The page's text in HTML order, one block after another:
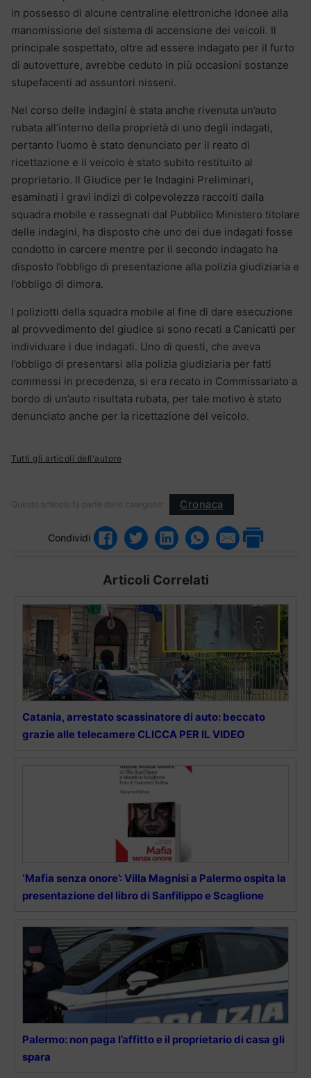
in possesso di alcune centraline elettroniche idonee alla
manomissione del sistema di accensione dei veicoli. Il
principale sospettato, oltre ad essere indagato per il furto
di autovetture, avrebbe ceduto in più occasioni sostanze
stupefacenti ad assuntori nisseni.
Nel corso delle indagini è stata anche rivenuta un’auto
rubata all’interno della proprietà di uno degli indagati,
pertanto l’uomo è stato denunciato per il reato di
ricettazione e il veicolo è stato subito restituito al
proprietario. Il Giudice per le Indagini Preliminari,
esaminati i gravi indizi di colpevolezza raccolti dalla
squadra mobile e rassegnati dal Pubblico Ministero titolare
delle indagini, ha disposto che uno dei due indagati fosse
condotto in carcere mentre per il secondo indagato ha
disposto l’obbligo di presentazione alla polizia giudiziaria e
l’obbligo di dimora.
I poliziotti della squadra mobile al fine di dare esecuzione
al provvedimento del giudice si sono recati a Canicattì per
individuare i due indagati. Uno di questi, che aveva
l’obbligo di presentarsi alla polizia giudiziaria per fatti
commessi in precedenza, si era recato in Commissariato a
bordo di un’auto risultata rubata, per tale motivo è stato
denunciato anche per la ricettazione del veicolo.
Tutti gli articoli dell'autore
Questo articolo fa parte delle categorie: Cronaca
Condividi
Articoli Correlati
Catania, arrestato scassinatore di auto: beccato
grazie alle telecamere CLICCA PER IL VIDEO
‘Mafia senza onore’: Villa Magnisi a Palermo ospita la
presentazione del libro di Sanfilippo e Scaglione
Palermo: non paga l’affitto e il proprietario di casa gli
spara